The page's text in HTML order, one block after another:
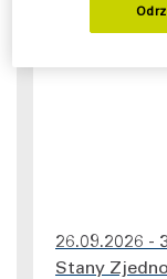
26.09.2026 -
Stany